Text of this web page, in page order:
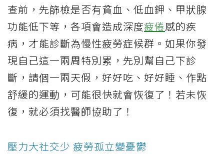
查前，先篩檢是否有貧血、低血鉀、甲狀腺
功能低下等，各項會造成深度疲倦感的疾
病，才能診斷為慢性疲勞症候群。如果你發
現自己這一兩周特別累，先別幫自己下診
斷，請個一兩天假，好好吃、好好睡、作點
舒緩的運動，可能很快就會恢復了！若未恢
復，就必須找醫師協助了！
壓力大社交少 疲勞孤立變憂鬱